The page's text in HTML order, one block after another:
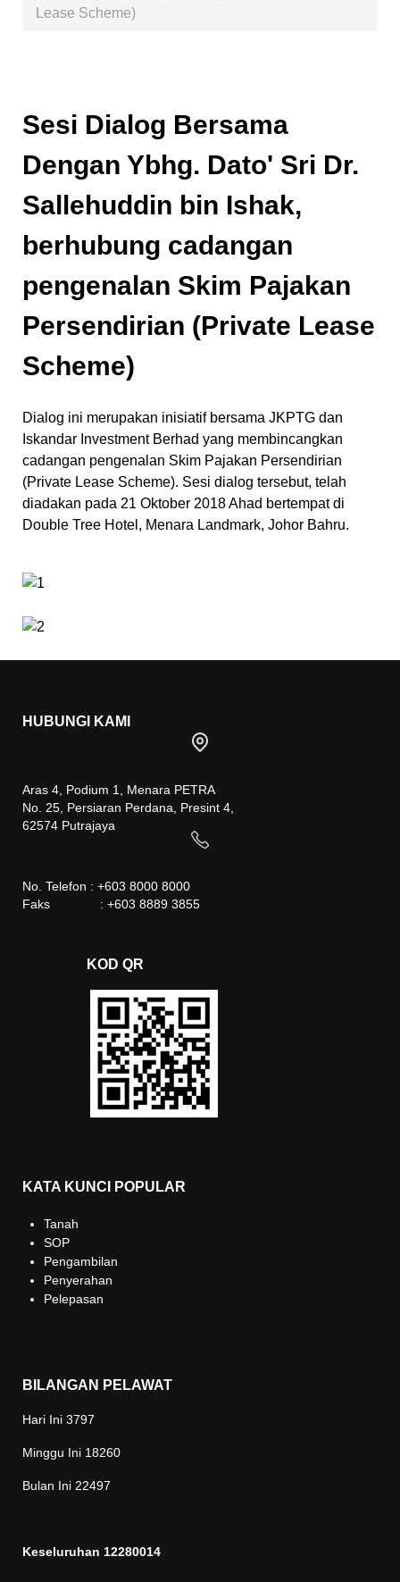
Lease Scheme)
Sesi Dialog Bersama
Dengan Ybhg. Dato' Sri Dr.
Sallehuddin bin Ishak,
berhubung cadangan
pengenalan Skim Pajakan
Persendirian (Private Lease
Scheme)
Dialog ini merupakan inisiatif bersama JKPTG dan
Iskandar Investment Berhad yang membincangkan
cadangan pengenalan Skim Pajakan Persendirian
(Private Lease Scheme). Sesi dialog tersebut, telah
diadakan pada 21 Oktober 2018 Ahad bertempat di
Double Tree Hotel, Menara Landmark, Johor Bahru.
HUBUNGI KAMI
Aras 4, Podium 1, Menara PETRA
No. 25, Persiaran Perdana, Presint 4,
62574 Putrajaya
No. Telefon : +603 8000 8000
Faks : +603 8889 3855
KOD QR
KATA KUNCI POPULAR
Tanah
SOP
Pengambilan
Penyerahan
Pelepasan
BILANGAN PELAWAT
Hari Ini 3797
Minggu Ini 18260
Bulan Ini 22497
Keseluruhan 12280014